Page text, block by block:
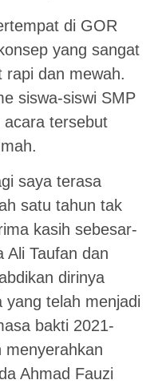
di GOR
yang sangat
rapi dan mewah.
siswa-siswi SMP
acara tersebut
saya terasa
satu tahun tak
kasih sebesar-
Ali Taufan dan
dirinya
yang telah menjadi
bakti 2021-
menyerahkan
Ahmad Fauzi